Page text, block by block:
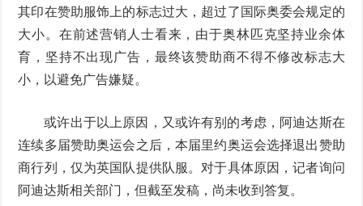
其印在赞助服饰上的标志过大，超过了国际奥委会规定的
大小。在前述营销人士看来，由于奥林匹克坚持业余体
育，坚持不出现广告，最终该赞助商不得不修改标志大
小，以避免广告嫌疑。
或许出于以上原因，又或许有别的考虑，阿迪达斯在
连续多届赞助奥运会之后，本届里约奥运会选择退出赞助
商行列，仅为英国队提供队服。对于具体原因，记者询问
阿迪达斯相关部门，但截至发稿，尚未收到答复。